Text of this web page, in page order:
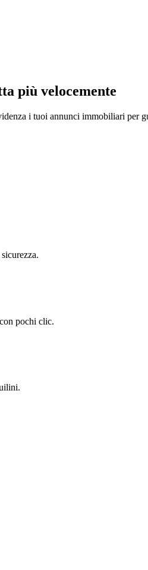
più velocemente
i tuoi annunci immobiliari per
pochi clic.